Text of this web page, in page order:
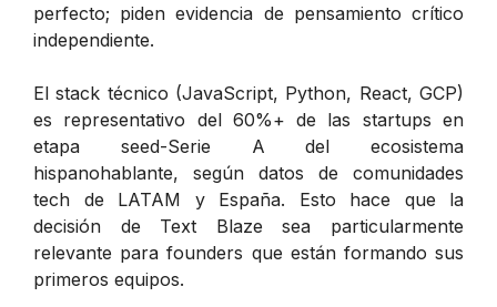
perfecto; piden evidencia de pensamiento crítico
independiente.
El stack técnico (JavaScript, Python, React, GCP)
es representativo del 60%+ de las startups en
etapa seed-Serie A del ecosistema
hispanohablante, según datos de comunidades
tech de LATAM y España. Esto hace que la
decisión de Text Blaze sea particularmente
relevante para founders que están formando sus
primeros equipos.